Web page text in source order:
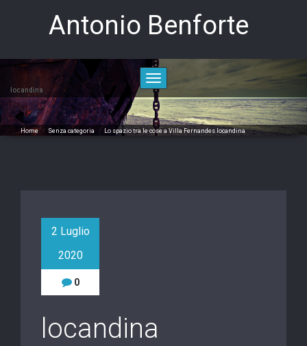
Antonio Benforte
Toggle
navigation
locandina
Home / Senza categoria / Lo spazio tra le cose a Villa Fernandes locandina
2 Luglio
2020
0
locandina